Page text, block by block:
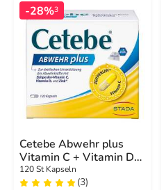
-28%3
Cetebe Abwehr plus
Vitamin C + Vitamin D3
+ Zink Kapseln
120 St Kapseln
(3)